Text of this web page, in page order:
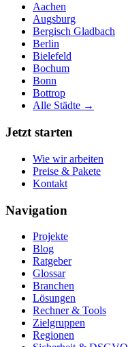
Aachen
Augsburg
Bergisch Gladbach
Berlin
Bielefeld
Bochum
Bonn
Bottrop
Alle Städte →
Jetzt starten
Wie wir arbeiten
Preise & Pakete
Kontakt
Navigation
Projekte
Blog
Ratgeber
Glossar
Branchen
Lösungen
Rechner & Tools
Zielgruppen
Regionen